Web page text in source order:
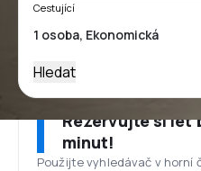
Cestující
Hledat
Rezervujte si let
minut!
Použijte vyhledávač v horní